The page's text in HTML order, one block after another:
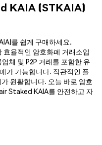
KAIA (STKAIA)
를 쉽게 구매하세요.
효율적인 암호화폐 거래소입
체 및 P2P 거래를 포함한 유
가 가능합니다. 직관적인 플
원활합니다. 오늘 바로 암호
Staked KAIA를 안전하고 자